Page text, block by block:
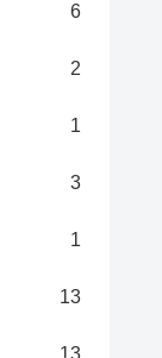
6
2
1
3
1
13
13